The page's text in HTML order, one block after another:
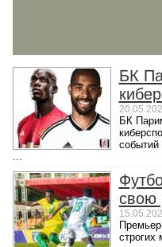
БК
БК
событий
...
свою
строгих